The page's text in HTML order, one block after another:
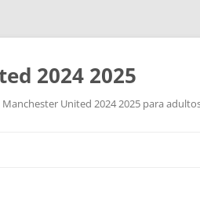
2024 2025
United 2024 2025 para